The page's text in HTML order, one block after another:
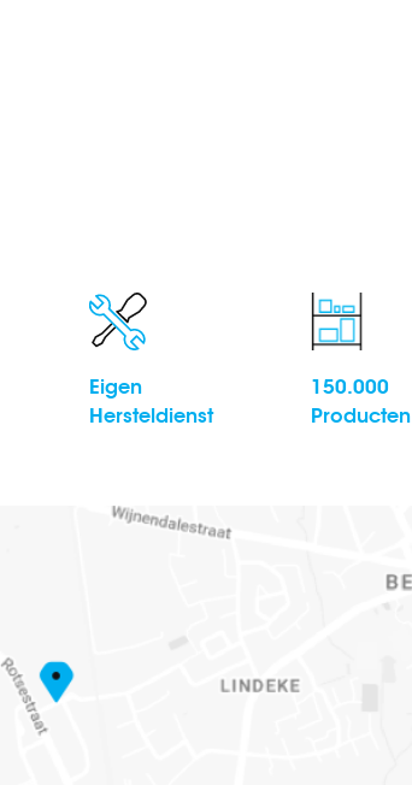
Eigen
Hersteldienst
150.000
Producten